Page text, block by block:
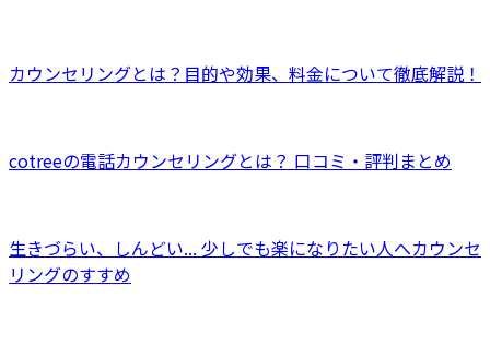
カウンセリングとは？目的や効果、料金について徹底解説！
cotreeの電話カウンセリングとは？ 口コミ・評判まとめ
生きづらい、しんどい... 少しでも楽になりたい人へカウンセ
リングのすすめ